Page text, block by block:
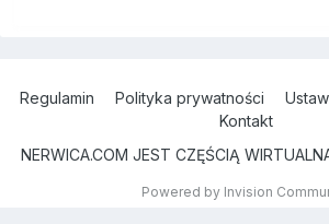
Regulamin Polityka prywatności
Kontakt
NERWICA.COM JEST CZĘŚCIĄ
Powered by Invision